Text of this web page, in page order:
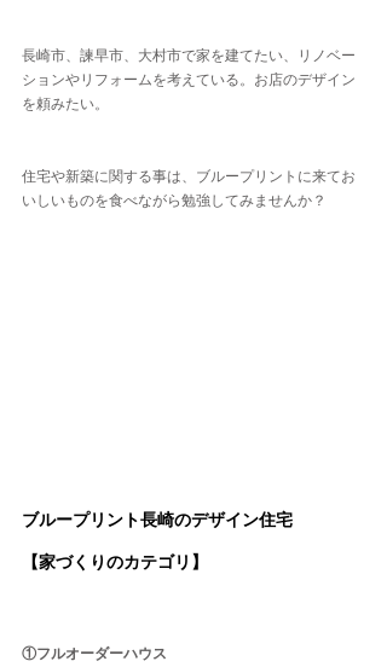
長崎市、諫早市、大村市で家を建てたい、リノベー
ションやリフォームを考えている。お店のデザイン
を頼みたい。
住宅や新築に関する事は、ブループリントに来てお
いしいものを食べながら勉強してみませんか？
ブループリント長崎のデザイン住宅
【家づくりのカテゴリ】
①フルオーダーハウス